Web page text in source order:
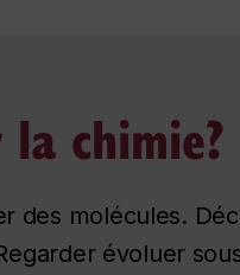
chimie?
des molécules.
évoluer